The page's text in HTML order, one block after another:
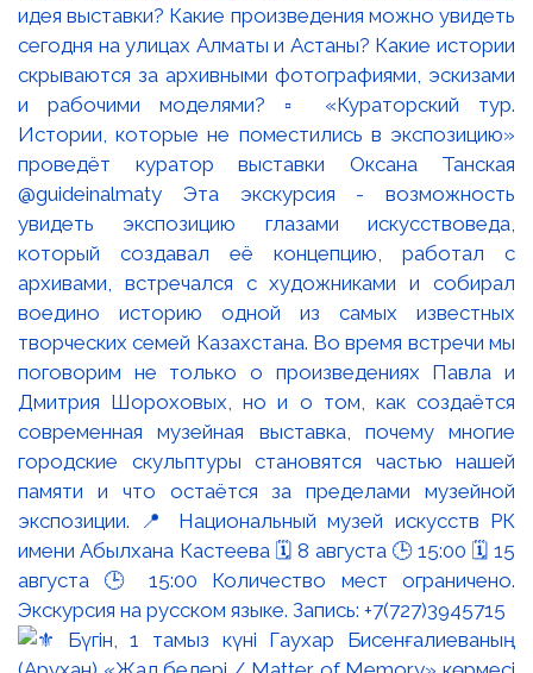
идея выставки? Какие произведения можно увидеть
сегодня на улицах Алматы и Астаны? Какие истории
скрываются за архивными фотографиями, эскизами
и рабочими моделями? ▫️ «Кураторский тур.
Истории, которые не поместились в экспозицию»
проведёт куратор выставки Оксана Танская
@guideinalmaty Эта экскурсия - возможность
увидеть экспозицию глазами искусствоведа,
который создавал её концепцию, работал с
архивами, встречался с художниками и собирал
воедино историю одной из самых известных
творческих семей Казахстана. Во время встречи мы
поговорим не только о произведениях Павла и
Дмитрия Шороховых, но и о том, как создаётся
современная музейная выставка, почему многие
городские скульптуры становятся частью нашей
памяти и что остаётся за пределами музейной
экспозиции. 📍 Национальный музей искусств РК
имени Абылхана Кастеева 🗓 8 августа 🕒 15:00 🗓 15
августа 🕒 15:00 Количество мест ограничено.
Экскурсия на русском языке. Запись: +7(727)3945715